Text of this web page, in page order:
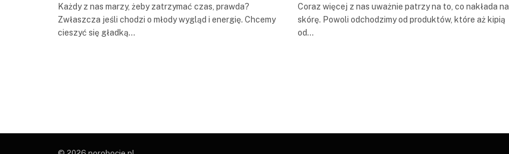
Każdy z nas marzy, żeby zatrzymać czas, prawda?
Zwłaszcza jeśli chodzi o młody wygląd i energię. Chcemy
cieszyć się gładką…
Coraz więcej z nas uważnie patrzy na to, co nakłada na
skórę. Powoli odchodzimy od produktów, które aż kipią
od…